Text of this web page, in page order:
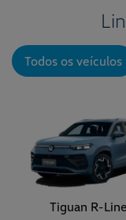
Todos os veículos
Tiguan R-Line